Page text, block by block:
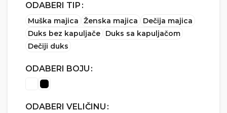
ODABERI TIP
Muška majica Ženska majica
Dečija majica
Duks bez kapuljače
Duks sa kapuljačom
Dečiji duks
ODABERI BOJU
ODABERI VELIČINU